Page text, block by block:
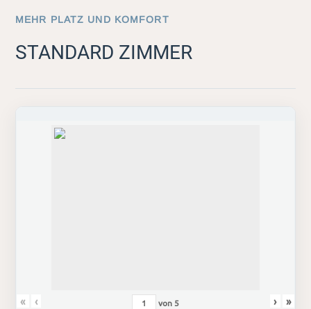
MEHR PLATZ UND KOMFORT
STANDARD ZIMMER
« ‹ von 5 › »